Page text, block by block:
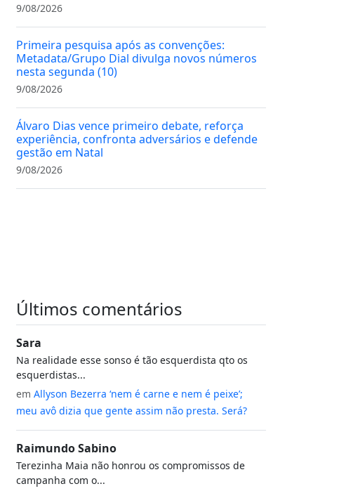
9/08/2026
Primeira pesquisa após as convenções:
Metadata/Grupo Dial divulga novos números
nesta segunda (10)
9/08/2026
Álvaro Dias vence primeiro debate, reforça
experiência, confronta adversários e defende
gestão em Natal
9/08/2026
Últimos comentários
Sara
Na realidade esse sonso é tão esquerdista qto os
esquerdistas...
em Allyson Bezerra ‘nem é carne e nem é peixe’;
meu avô dizia que gente assim não presta. Será?
Raimundo Sabino
Terezinha Maia não honrou os compromissos de
campanha com o...